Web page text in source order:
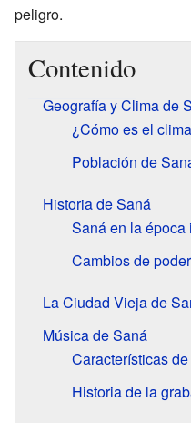
peligro.
Contenido
Geografía y Clima de
¿Cómo es el
Población de
Historia de Saná
Saná en la época
Cambios de
La Ciudad Vieja de
Música de Saná
Características
Historia de la